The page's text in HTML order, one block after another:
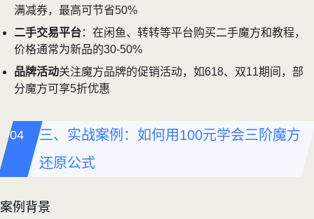
满减券，最高可节省50%
二手交易平台：在闲鱼、转转等平台购买二手魔方和教程，
价格通常为新品的30-50%
品牌活动关注魔方品牌的促销活动，如618、双11期间，部
分魔方可享5折优惠
三、实战案例：如何用100元学会三阶魔方
还原公式
案例背景